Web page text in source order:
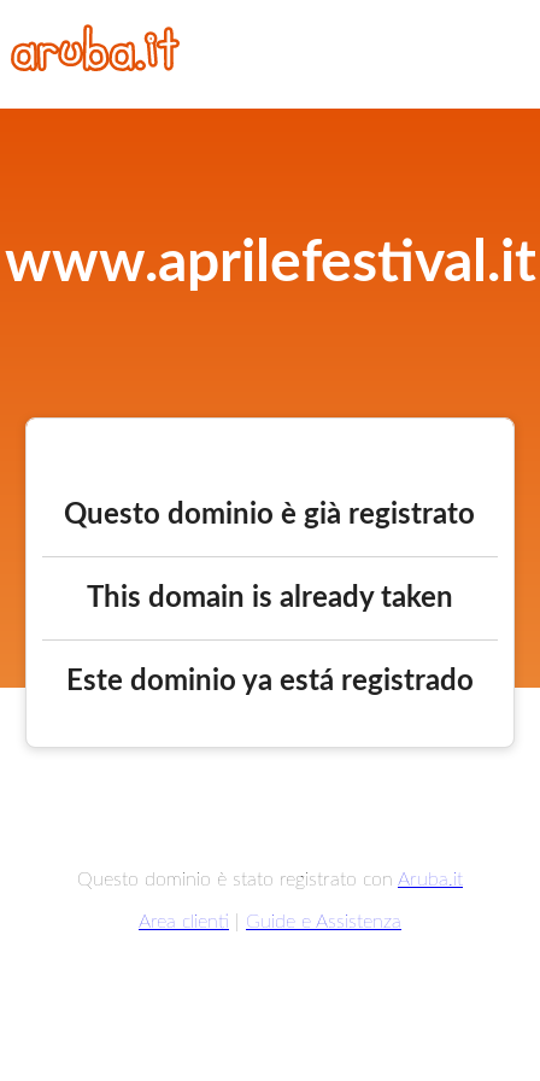
www.aprilefestival.it
Questo dominio è già registrato
This domain is already taken
Este dominio ya está registrado
Questo dominio è stato registrato con Aruba.it
Area clienti Guide e Assistenza